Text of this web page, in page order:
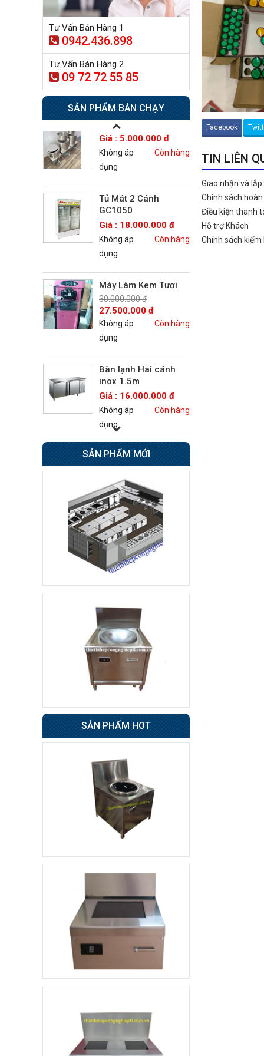
Facebook
TIN LIÊN
Giao nhận và lắp
Chính sách
Điều kiện thanh
Hỗ trợ Khách
Chính sách kiểm
Tư Vấn Bán Hàng 1
0942.436.898
Tư Vấn Bán Hàng 2
09 72 72 55 85
SẢN PHẨM BÁN CHẠY
dụng
Tủ sấy công nghiệp
21.300.000 đ
20.500.000 đ
Không áp
dụng
Nồi phở 30- 50- 70 Lít
Giá : 5.000.000 đ
Không áp
dụng
Còn hàng
Tủ Mát 2 Cánh
GC1050
Giá : 18.000.000 đ
Không áp
dụng
Còn hàng
Máy Làm Kem Tươi
30.000.000 đ
27.500.000 đ
Không áp
dụng
Còn hàng
Bàn lạnh Hai cánh
inox 1.5m
Giá : 16.000.000 đ
Không áp
dụng
Còn hàng
Bếp Âu 6 họng có lò
nướng Berjaya
Giá : 42.500.000 đ
Không áp
dụng
Còn hàng
Tủ sấy cốc
8.500.000 đ
7.800.000 đ
dụng
Tủ đông 6 cánh
Giá : 31.500.000 đ
Không áp
4 cánh BERJAYA
49.000.000 đ
48.500.000 đ
dụng
Xe đẩy hàng inox 1
tầng
4.800.000 đ
3.500.000 đ
dụng
Quầy pha chế trà sữa
10.000.000 đ
8.900.000 đ
dụng
Khay ăn Inox
SẢN PHẨM MỚI
SẢN PHẨM HOT